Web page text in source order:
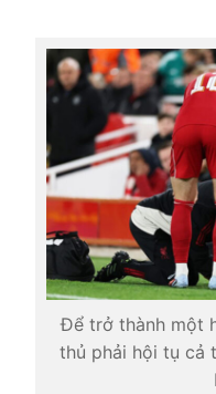
Để trở thành một
thủ phải hội tụ cả